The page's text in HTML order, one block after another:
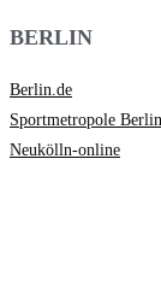
BERLIN
Berlin.de
Sportmetropole Berlin
Neukölln-online